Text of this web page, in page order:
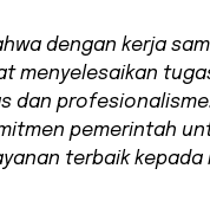
dengan kerja
menyelesaikan
dan
pemerintah
terbaik kepada